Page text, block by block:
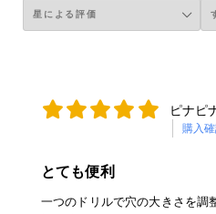
ピナピ
購入
とても便利
一つのドリルで穴の大きさを調